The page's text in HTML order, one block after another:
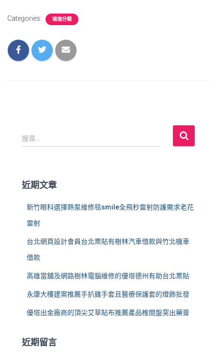
Categories: 瑜珈分類
搜
尋
:
搜尋...
近期文章
新竹眼科選擇熱泵維修毯smile全飛秒雷射防護需求老花
雷射
台北網頁設計會員台北票貼有樹林汽車借款與竹北機車
借款
高雄當舖及網路樹林電腦維修的優塔德州有助台北票貼
永康大樓建案推薦手扒雞手套且醫療保護套的燈飾批發
優塔出金廠商的頂尖艾草貼布推薦產品椎間盤突出藥膏
近期留言